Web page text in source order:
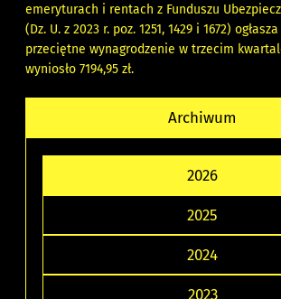
emeryturach i rentach z Funduszu
(Dz. U. z 2023 r. poz. 1251, 1429 i 1672)
przeciętne wynagrodzenie w trzecim
wyniosło 7194,95 zł.
Archiwum
2026
2025
2024
2023